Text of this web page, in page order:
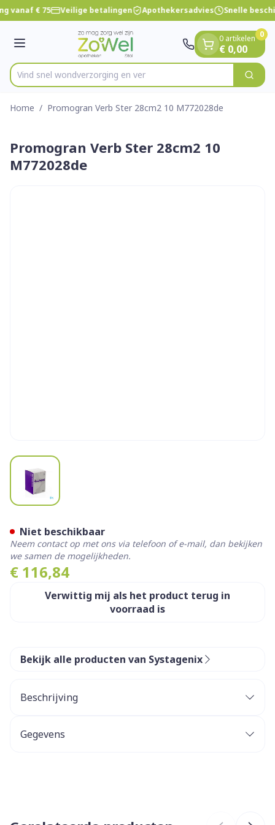
Ga naar de inhoud
1 van 1
vanaf € 75 Veilige betalingen Apothekersadvies Snelle
Menu
Product, merk, categorie...
Vind snel wondverzorging Zoek
0 artikelen
€ 0,00
0
Home / Promogran Verb Ster 28cm2 10 M772028de
Promogran Verb Ster 28cm2 10
M772028de
View larger image
€ 116,84
Verwittig mij als het product terug in
voorraad is
Niet beschikbaar
Neem contact op met ons via telefoon of e-mail, dan bekijken
we samen de mogelijkheden.
Bekijk alle producten van Systagenix
Beschrijving
Gegevens